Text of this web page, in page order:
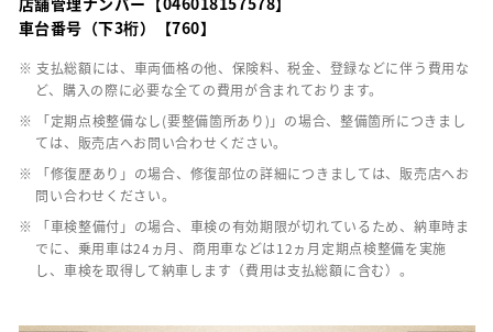
車台番号（下3桁）【760】
※ 支払総額には、車両価格の他、保険料、税金、登録などに伴う費用な
ど、購入の際に必要な全ての費用が含まれております。
※ 「定期点検整備なし(要整備箇所あり)」の場合、整備箇所につきまし
ては、販売店へお問い合わせください。
※ 「修復歴あり」の場合、修復部位の詳細につきましては、販売店へお
問い合わせください。
※ 「車検整備付」の場合、車検の有効期限が切れているため、納車時ま
でに、乗用車は24ヵ月、商用車などは12ヵ月定期点検整備を実施
し、車検を取得して納車します（費用は支払総額に含む）。